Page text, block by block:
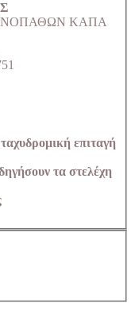
ΚΑΠΑ
επιταγή
τα στελέχη